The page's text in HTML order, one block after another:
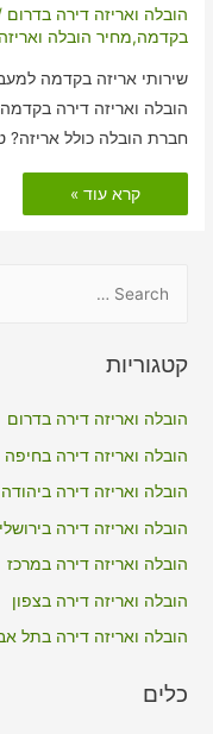
הובלה ואריזה דירה בדרום
בקדמה,מחיר הובלה
שירותי אריזה בקדמה
חברת הובלה כולל אריזה?
הובלות
דירה
כולל
קרא עוד »
r
o
r
:
קטגוריות
הובלה ואריזה דירה בדרום
הובלה ואריזה דירה בחיפה
הובלה ואריזה דירה ביהודה
הובלה ואריזה דירה
הובלה ואריזה דירה במרכז
הובלה ואריזה דירה בצפון
הובלה ואריזה דירה בתל
כלים